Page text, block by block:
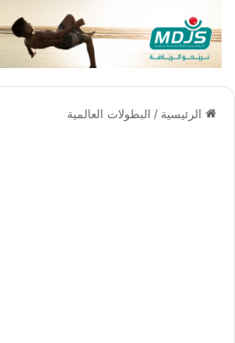
الرئيسية / البطولات العالمية